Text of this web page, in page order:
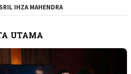
IHZA MAHENDRA
UTAMA